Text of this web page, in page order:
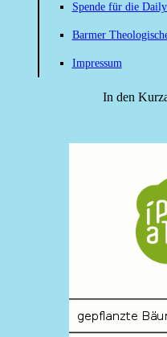
Spende für die
Barmer
Impressum
In den